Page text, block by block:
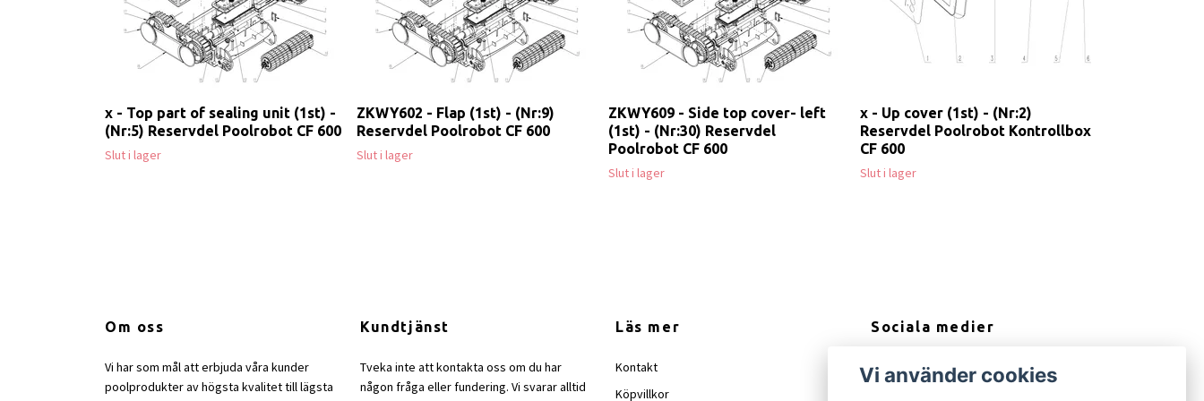
x - Top part of sealing unit (1st) -
(Nr:5) Reservdel Poolrobot CF 600
Slut i lager
ZKWY602 - Flap (1st) - (Nr:9)
Reservdel Poolrobot CF 600
Slut i lager
ZKWY609 - Side top cover- left
(1st) - (Nr:30) Reservdel
Poolrobot CF 600
Slut i lager
x - Up cover (1st) - (Nr:2)
Reservdel Poolrobot Kontrollbox
CF 600
Slut i lager
Om oss
Vi har som mål att erbjuda våra kunder
poolprodukter av högsta kvalitet till lägsta
Kundtjänst
Tveka inte att kontakta oss om du har
någon fråga eller fundering. Vi svarar alltid
Läs mer
Kontakt
Köpvillkor
Sociala medier
Facebook
Vi använder cookies